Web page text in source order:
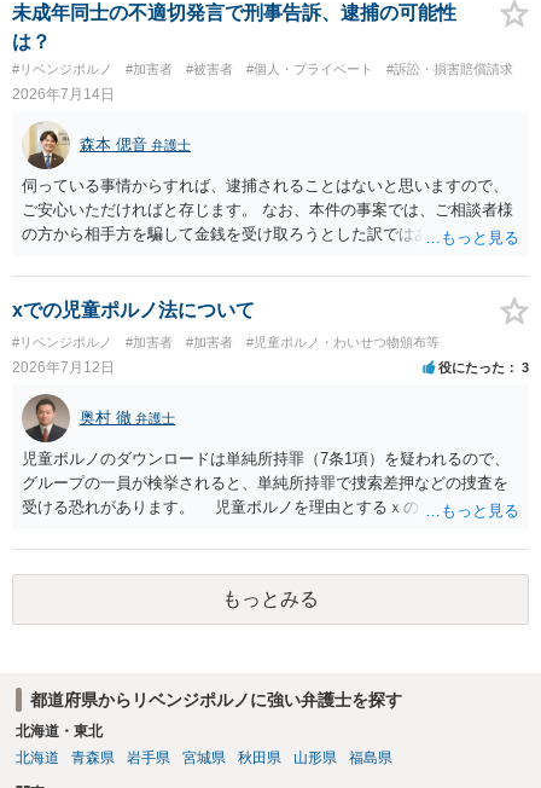
未成年同士の不適切発言で刑事告訴、逮捕の可能性
は？
#リベンジポルノ #加害者 #被害者 #個人・プライベート #訴訟・損害賠償請求
2026年7月14日
森本 偲音 弁護士
伺っている事情からすれば、逮捕されることはないと思いますので、
ご安心いただければと存じます。 なお、本件の事案では、ご相談者様
の方から相手方を騙して金銭を受け取ろうとした訳ではありませんの
xでの児童ポルノ法について
#リベンジポルノ #加害者 #加害者 #児童ポルノ・わいせつ物頒布等
2026年7月12日 役にたった 3
奥村 徹 弁護士
児童ポルノのダウンロードは単純所持罪（7条1項）を疑われるので、
グループの一員が検挙されると、単純所持罪で捜索差押などの捜査を
受ける恐れがあります。 児童ポルノを理由とするｘのアカウント凍
は珍しくない）、これも捜索差押を受けるおそれがあります
もっとみる
都道府県からリベンジポルノに強い弁護士を探す
北海道・東北
北海道
青森県 岩手県 宮城県 秋田県 山形県 福島県